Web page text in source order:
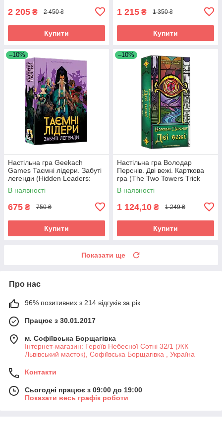
2 205 ₴ 2 450 ₴
Купити
1 215 ₴ 1 350 ₴
Купити
–10%
Настільна гра Geekach
Games Таємні лідери. Забуті
легенди (Hidden Leaders:
Forgotten Legends)
(GKCH179fl)
В наявності
675 ₴ 750 ₴
Купити
–10%
Настільна гра Володар
Перснів. Дві вежі. Карткова
гра (The Two Towers Trick
Taking Game)
В наявності
1 124,10 ₴ 1 249 ₴
Купити
Показати ще
Про нас
96% позитивних з 214 відгуків за рік
Працює з 30.01.2017
м. Софіївська Борщагівка
Інтернет-магазин: Героїв Небесної Сотні 32/1 (ЖК
Львівський маєток), Софіївська Борщагівка , Україна
Контакти
Сьогодні працює з 09:00 до 19:00
Показати весь графік роботи